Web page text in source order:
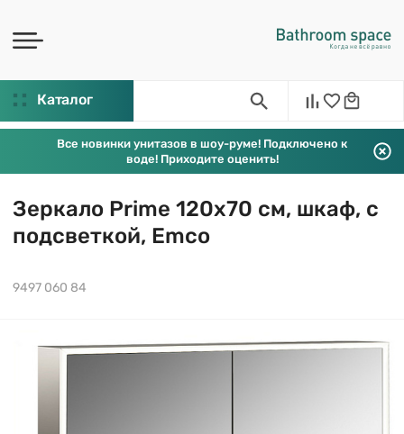
Каталог
Все новинки унитазов в шоу-руме! Подключено к
воде! Приходите оценить!
Зеркало Prime 120х70 см, шкаф, с
подсветкой, Emco
9497 060 84